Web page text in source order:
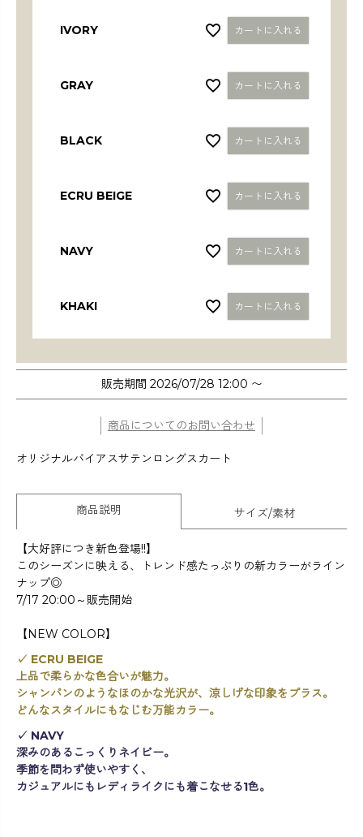
IVORY カートに入れる
GRAY カートに入れる
BLACK カートに入れる
ECRU BEIGE カートに入れる
NAVY カートに入れる
KHAKI カートに入れる
販売期間 2026/07/28 12:00 〜
商品についてのお問い合わせ
オリジナルバイアスサテンロングスカート
商品説明 サイズ/素材
【大好評につき新色登場!!】
このシーズンに映える、トレンド感たっぷりの新カラーがライン
ナップ◎
7/17 20:00～販売開始
【NEW COLOR】
✓ ECRU BEIGE
上品で柔らかな色合いが魅力。
シャンパンのようなほのかな光沢が、涼しげな印象をプラス。
どんなスタイルにもなじむ万能カラー。
✓ NAVY
深みのあるこっくりネイビー。
季節を問わず使いやすく、
カジュアルにもレディライクにも着こなせる1色。